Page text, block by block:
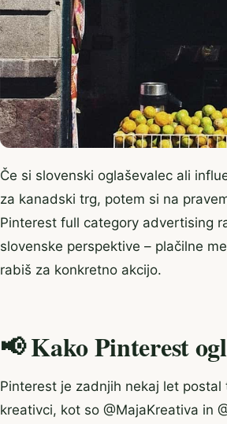
Če si slovenski oglaševalec ali
za kanadski trg, potem si na
Pinterest full category advertising
slovenske perspektive – plačilne
rabiš za konkretno akcijo.
📢 Kako Pinterest
Pinterest je zadnjih nekaj let
kreativci, kot so @MajaKreativa in